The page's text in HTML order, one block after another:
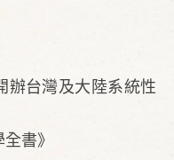
辦台灣及大陸系統性
書》​